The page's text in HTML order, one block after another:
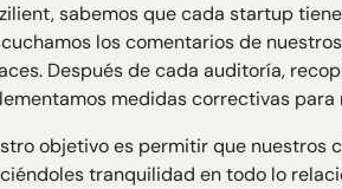
sabemos que cada startup
los comentarios de
Después de cada auditoría,
medidas correctivas
objetivo es permitir que nuestros
tranquilidad en todo lo